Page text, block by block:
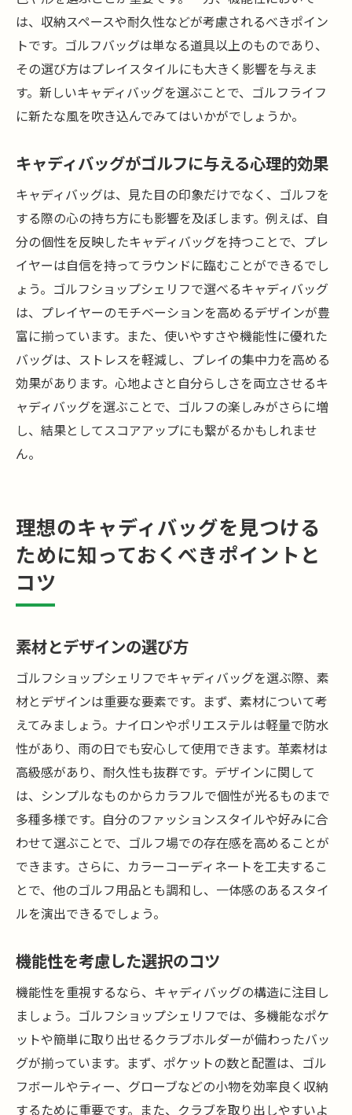
は、収納スペースや耐久性などが考慮されるべきポイン
トです。ゴルフバッグは単なる道具以上のものであり、
その選び方はプレイスタイルにも大きく影響を与えま
す。新しいキャディバッグを選ぶことで、ゴルフライフ
に新たな風を吹き込んでみてはいかがでしょうか。
キャディバッグがゴルフに与える心理的効果
キャディバッグは、見た目の印象だけでなく、ゴルフを
する際の心の持ち方にも影響を及ぼします。例えば、自
分の個性を反映したキャディバッグを持つことで、プレ
イヤーは自信を持ってラウンドに臨むことができるでし
ょう。ゴルフショップシェリフで選べるキャディバッグ
は、プレイヤーのモチベーションを高めるデザインが豊
富に揃っています。また、使いやすさや機能性に優れた
バッグは、ストレスを軽減し、プレイの集中力を高める
効果があります。心地よさと自分らしさを両立させるキ
ャディバッグを選ぶことで、ゴルフの楽しみがさらに増
し、結果としてスコアアップにも繋がるかもしれませ
ん。
理想のキャディバッグを見つける
ために知っておくべきポイントと
コツ
素材とデザインの選び方
ゴルフショップシェリフでキャディバッグを選ぶ際、素
材とデザインは重要な要素です。まず、素材について考
えてみましょう。ナイロンやポリエステルは軽量で防水
性があり、雨の日でも安心して使用できます。革素材は
高級感があり、耐久性も抜群です。デザインに関して
は、シンプルなものからカラフルで個性が光るものまで
多種多様です。自分のファッションスタイルや好みに合
わせて選ぶことで、ゴルフ場での存在感を高めることが
できます。さらに、カラーコーディネートを工夫するこ
とで、他のゴルフ用品とも調和し、一体感のあるスタイ
ルを演出できるでしょう。
機能性を考慮した選択のコツ
機能性を重視するなら、キャディバッグの構造に注目し
ましょう。ゴルフショップシェリフでは、多機能なポケ
ットや簡単に取り出せるクラブホルダーが備わったバッ
グが揃っています。まず、ポケットの数と配置は、ゴル
フボールやティー、グローブなどの小物を効率良く収納
するために重要です。また、クラブを取り出しやすいよ